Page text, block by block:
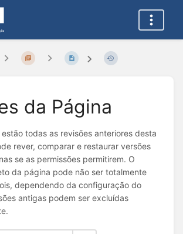
da Página
todas as revisões anteriores desta
rever, comparar e restaurar versões
se as permissões permitirem. O
da página pode não ser totalmente
dependendo da configuração do
antigas podem ser excluídas